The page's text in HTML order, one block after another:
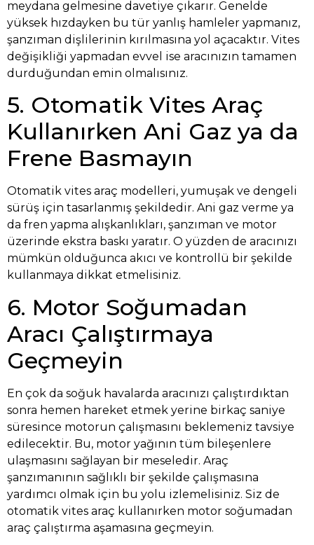
meydana gelmesine davetiye çıkarır. Genelde
yüksek hızdayken bu tür yanlış hamleler yapmanız,
şanzıman dişlilerinin kırılmasına yol açacaktır. Vites
değişikliği yapmadan evvel ise aracınızın tamamen
durduğundan emin olmalısınız.
5. Otomatik Vites Araç
Kullanırken Ani Gaz ya da
Frene Basmayın
Otomatik vites araç modelleri, yumuşak ve dengeli
sürüş için tasarlanmış şekildedir. Ani gaz verme ya
da fren yapma alışkanlıkları, şanzıman ve motor
üzerinde ekstra baskı yaratır. O yüzden de aracınızı
mümkün olduğunca akıcı ve kontrollü bir şekilde
kullanmaya dikkat etmelisiniz.
6. Motor Soğumadan
Aracı Çalıştırmaya
Geçmeyin
En çok da soğuk havalarda aracınızı çalıştırdıktan
sonra hemen hareket etmek yerine birkaç saniye
süresince motorun çalışmasını beklemeniz tavsiye
edilecektir. Bu, motor yağının tüm bileşenlere
ulaşmasını sağlayan bir meseledir. Araç
şanzımanının sağlıklı bir şekilde çalışmasına
yardımcı olmak için bu yolu izlemelisiniz. Siz de
otomatik vites araç kullanırken motor soğumadan
araç çalıştırma aşamasına geçmeyin.